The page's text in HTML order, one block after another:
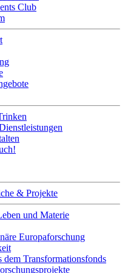
Club
& Projekte
und Materie
Europaforschung
dem Transformationsfonds